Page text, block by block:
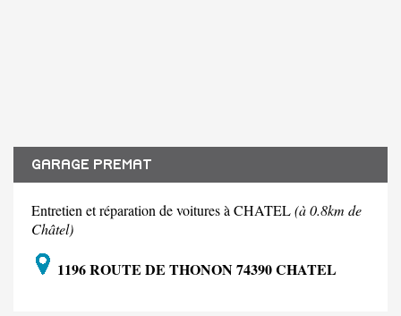
GARAGE PREMAT
Entretien et réparation de voitures à CHATEL(à 0.8km de
Châtel)
1196 ROUTE DE THONON 74390 CHATEL